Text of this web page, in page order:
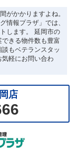
がかかりますよね。
情報プラザ」では、
します。 延岡市の
きる物件数も豊富
もベテランスタッ
軽にお問い合わ
店